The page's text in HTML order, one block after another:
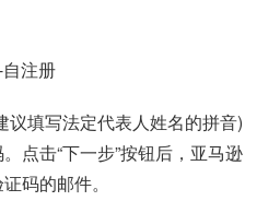
注册
议填写法定代表人姓名的拼音)
点击“下一步”按钮后，亚马逊
码的邮件。